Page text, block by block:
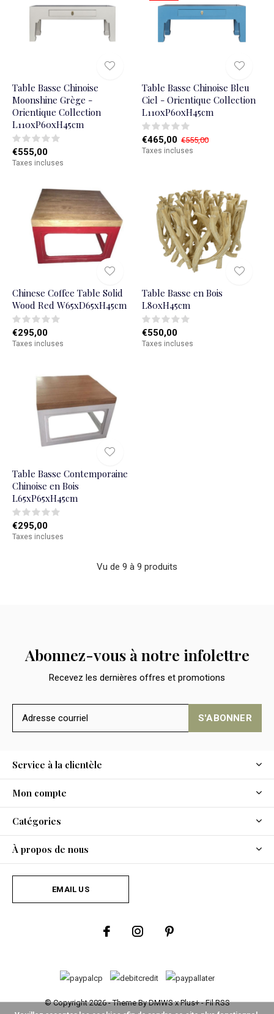
Table Basse Chinoise
Moonshine Grège -
Orientique Collection
L110xP60xH45cm
€555,00
Taxes incluses
Table Basse Chinoise Bleu
Ciel - Orientique Collection
L110xP60xH45cm
€465,00 €555,00
Taxes incluses
Chinese Coffee Table Solid
Wood Red W65xD65xH45cm
€295,00
Taxes incluses
Table Basse en Bois
L80xH45cm
€550,00
Taxes incluses
Table Basse Contemporaine
Chinoise en Bois
L65xP65xH45cm
€295,00
Taxes incluses
Vu de 9 à 9 produits
Abonnez-vous à notre infolettre
Recevez les dernières offres et promotions
S'ABONNER
Service à la clientèle
Mon compte
Catégories
À propos de nous
EMAIL US
© Copyright2026- Theme ByDMWSxPlus+-Fil RSS